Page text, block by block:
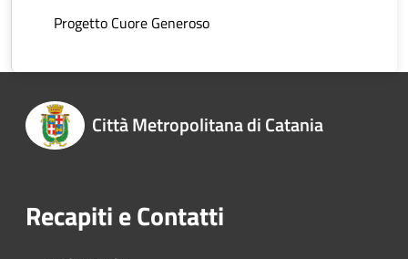
Progetto Cuore Generoso
Città Metropolitana di Catania
Recapiti e Contatti